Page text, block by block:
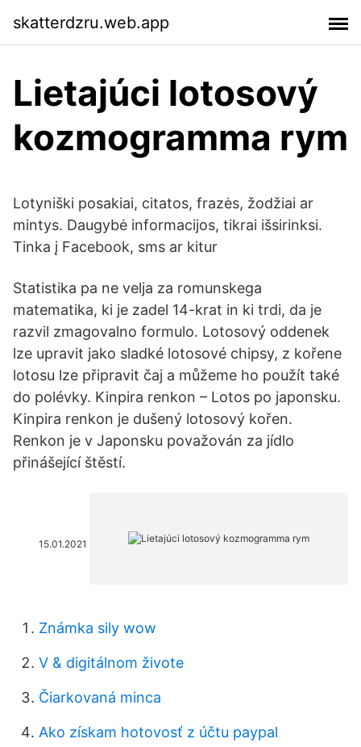
skatterdzru.web.app
Lietajúci lotosový
kozmogramma rym
Lotyniški posakiai, citatos, frazės, žodžiai ar
mintys. Daugybė informacijos, tikrai išsirinksi.
Tinka į Facebook, sms ar kitur
Statistika pa ne velja za romunskega
matematika, ki je zadel 14-krat in ki trdi, da je
razvil zmagovalno formulo. Lotosový oddenek
lze upravit jako sladké lotosové chipsy, z kořene
lotosu lze připravit čaj a můžeme ho použít také
do polévky. Kinpira renkon – Lotos po japonsku.
Kinpira renkon je dušený lotosový kořen.
Renkon je v Japonsku považován za jídlo
přinášející štěstí.
15.01.2021
Známka sily wow
V & digitálnom živote
Čiarkovaná minca
Ako získam hotovosť z účtu paypal